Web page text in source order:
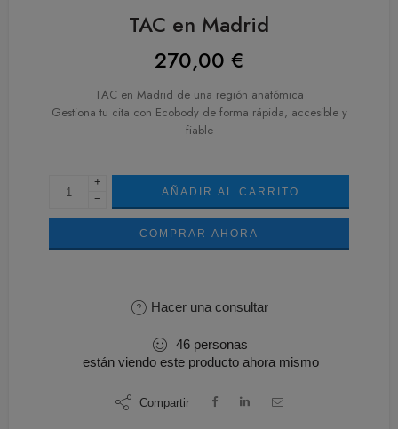
TAC en Madrid
270,00 €
TAC en Madrid de una región anatómica
Gestiona tu cita con Ecobody de forma rápida, accesible y
fiable
+
−
AÑADIR AL CARRITO
COMPRAR AHORA
Hacer una consultar
46 personas
están viendo este producto ahora mismo
Compartir